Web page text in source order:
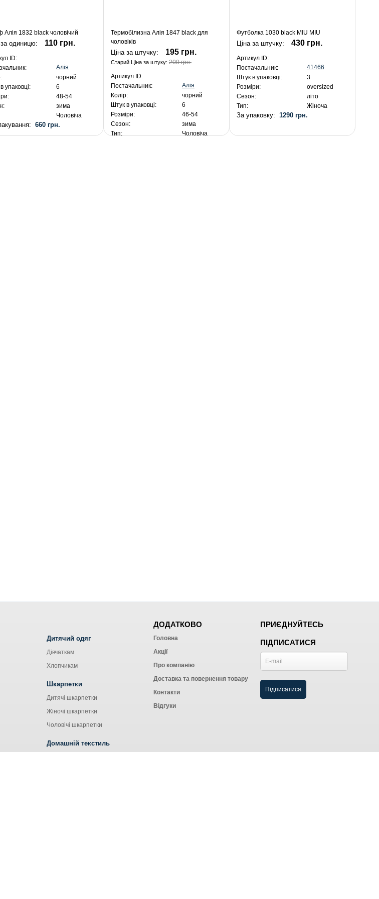
Алія 1832 black чоловічий
за одиницю: 110 грн.
ID:
Алія
чорний
упаковці:
6
48-54
зима
Чоловіча
660 грн.
Термобілизна Алія 1847 black для
чоловіків
Ціна за штучку: 195 грн.
Старий Ціна за штуку: 200 грн.
Артикул ID:
Постачальник:
Алія
Колір:
чорний
Штук в упаковці:
6
Розміри:
46-54
Сезон:
зима
Тип:
Чоловіча
Футболка 1030 black MIU MIU
Ціна за штучку: 430 грн.
Артикул ID:
Постачальник:
41466
Штук в упаковці:
3
Розміри:
oversized
Сезон:
літо
Тип:
Жіноча
За упаковку: 1290 грн.
Дитячий одяг
Дівчаткам
Хлопчикам
Шкарпетки
Дитячі шкарпетки
Жіночі шкарпетки
Чоловічі шкарпетки
Домашній текстиль
ДОДАТКОВО
Головна
Акції
Про компанію
Доставка та повернення товару
Контакти
Відгуки
ПРИЄДНУЙТЕСЬ
ПІДПИСАТИСЯ